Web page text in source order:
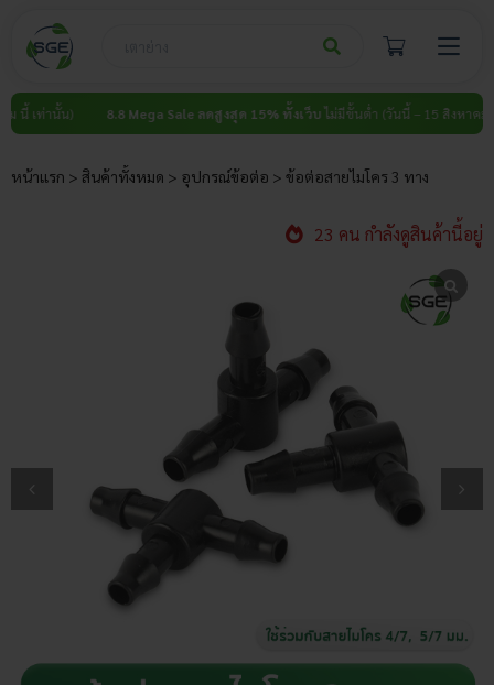
content
นั้น) 8.8 Mega Sale ลดสูงสุด 15% ทั้งเว็บไม่มีขั้นต่ำ (วันนี้ – 15 สิงหาคม นี้ เท่านั้
หน้าแรก > สินค้าทั้งหมด > อุปกรณ์ข้อต่อ > ข้อต่อสายไมโคร 3 ทาง
23 คน กำลังดูสินค้านี้อยู่